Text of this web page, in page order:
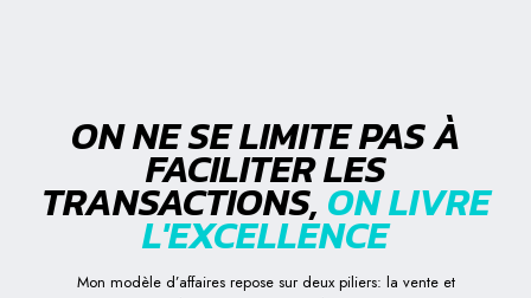
ON NE SE LIMITE PAS À
FACILITER LES
TRANSACTIONS, ON LIVRE
L'EXCELLENCE
Mon modèle d’affaires repose sur deux piliers: la vente et